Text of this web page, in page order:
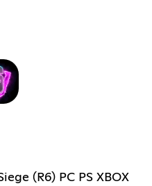
(R6) PC PS XBOX